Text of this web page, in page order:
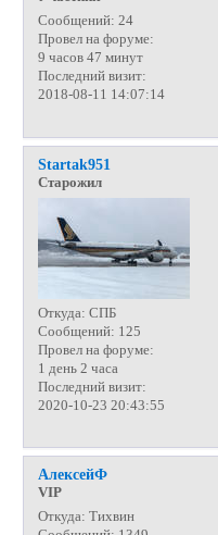
Сообщений: 24
Провел на форуме:
9 часов 47 минут
Последний визит:
2018-08-11 14:07:14
Startak951
Старожил
Откуда: СПБ
Сообщений: 125
Провел на форуме:
1 день 2 часа
Последний визит:
2020-10-23 20:43:55
АлексейФ
VIP
Откуда: Тихвин